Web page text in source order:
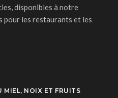
disponibles à notre
pour les restaurants et les
MIEL, NOIX ET FRUITS